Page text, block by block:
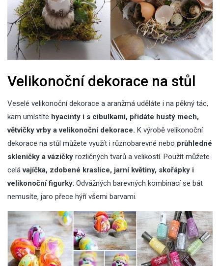
Velikonoční dekorace na stůl
Veselé velikonoční dekorace a aranžmá uděláte i na pěkný tác,
kam umístíte hyacinty i s cibulkami, přidáte hustý mech,
větvičky vrby a velikonoční dekorace. K výrobě velikonoční
dekorace na stůl můžete využít i různobarevné nebo průhledné
skleničky a vázičky rozličných tvarů a velikostí. Použít můžete
celávajíčka, zdobené kraslice, jarní květiny, skořápky i
velikonoční figurky. Odvážných barevných kombinací se bát
nemusíte, jaro přece hýří všemi barvami.